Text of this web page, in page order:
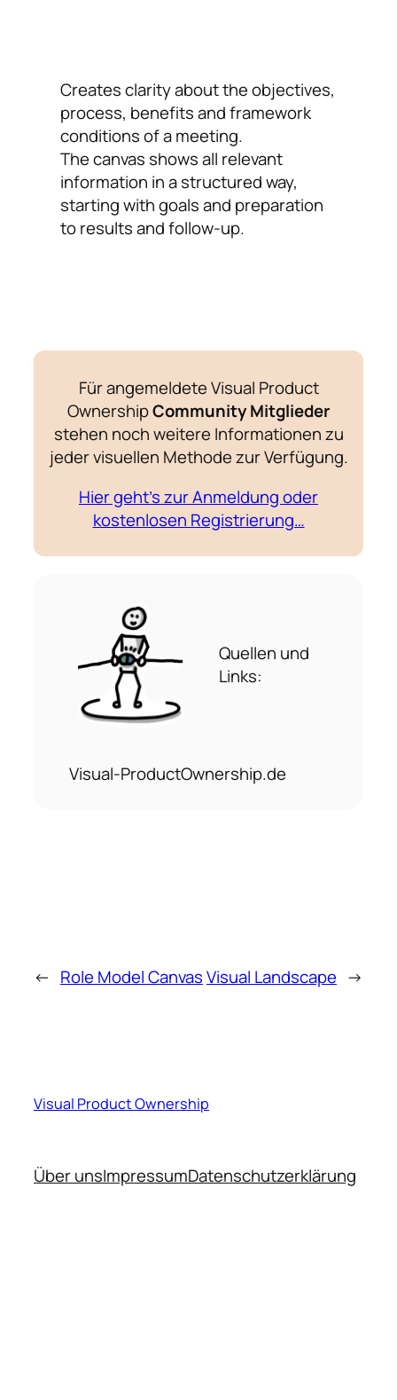
Creates clarity about the objectives,
process, benefits and framework
conditions of a meeting.
The canvas shows all relevant
information in a structured way,
starting with goals and preparation
to results and follow-up.
Für angemeldete Visual Product
OwnershipCommunity Mitglieder
stehen noch weitere Informationen zu
jeder visuellen Methode zur Verfügung.
Hier geht’s zur Anmeldung oder
kostenlosen Registrierung…
Quellen und
Links:
Visual-ProductOwnership.de
← Role Model CanvasVisual Landscape →
Visual Product Ownership
Über unsImpressumDatenschutzerklärung